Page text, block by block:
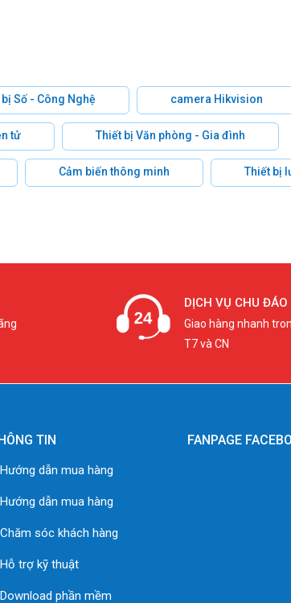
Số - Công Nghệ camera Hikvision
tử Thiết bị Văn phòng - Gia đình
Cảm biến thông minh Thiết bị
DỊCH VỤ CHU ĐÁO
Giao hàng nhanh
T7 và CN
TIN
Hướng dẫn mua hàng
Hướng dẫn mua hàng
Chăm sóc khách hàng
Hỗ trợ kỹ thuật
Download phần mềm
FANPAGE